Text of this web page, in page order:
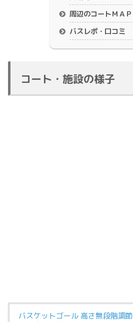
周辺のコートＭＡＰ
バスレポ・口コミ
コート・施設の様子
バスケットゴール 高さ無段階調節